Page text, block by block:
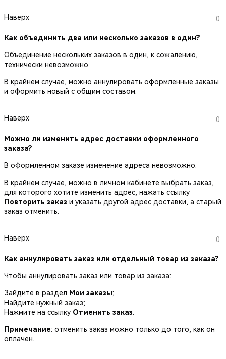
Наверх 0
Как объединить два или несколько заказов в один?
Объединение нескольких заказов в один, к сожалению,
технически невозможно.
В крайнем случае, можно аннулировать оформленные заказы
и оформить новый с общим составом.
Наверх 0
Можно ли изменить адрес доставки оформленного
заказа?
В оформленном заказе изменение адреса невозможно.
В крайнем случае, можно в личном кабинете выбрать заказ,
для которого хотите изменить адрес, нажать ссылку
Повторить заказ и указать другой адрес доставки, а старый
заказ отменить.
Наверх 0
Как аннулировать заказ или отдельный товар из заказа?
Чтобы аннулировать заказ или товар из заказа:
Зайдите в раздел Мои заказы;
Найдите нужный заказ;
Нажмите на ссылку Отменить заказ.
Примечание: отменить заказ можно только до того, как он
оплачен.